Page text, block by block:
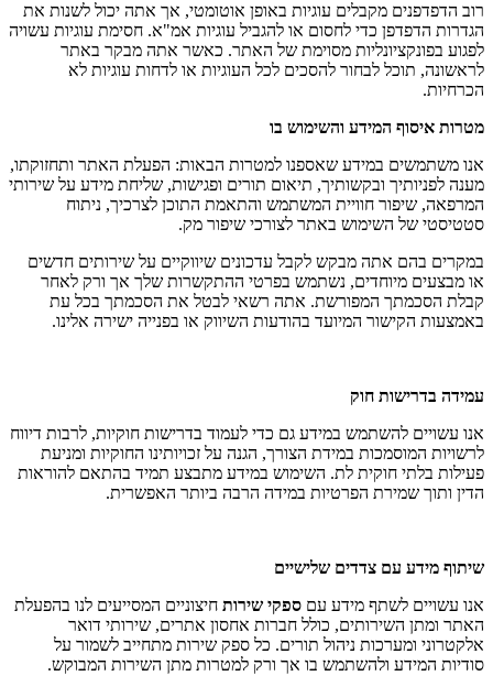
רוב הדפדפנים מקבלים עוגיות באופן אוטומטי, אך אתה יכול לשנות את
הגדרות הדפדפן כדי לחסום או להגביל עוגיות אמ"א. חסימת עוגיות עשויה
לפגוע בפונקציונליות מסוימת של האתר. כאשר אתה מבקר באתר
לראשונה, תוכל לבחור להסכים לכל העוגיות או לדחות עוגיות לא
הכרחיות.
מטרות איסוף המידע והשימוש בו
אנו משתמשים במידע שאספנו למטרות הבאות: הפעלת האתר ותחזוקתו,
מענה לפניותיך ובקשותיך, תיאום תורים ופגישות, שליחת מידע על שירותי
המרפאה, שיפור חוויית המשתמש והתאמת התוכן לצרכיך, ניתוח
סטטיסטי של השימוש באתר לצורכי שיפור מק.
במקרים בהם אתה מבקש לקבל עדכונים שיווקיים על שירותים חדשים
או מבצעים מיוחדים, נשתמש בפרטי ההתקשרות שלך אך ורק לאחר
קבלת הסכמתך המפורשת. אתה רשאי לבטל את הסכמתך בכל עת
באמצעות הקישור המיועד בהודעות השיווק או בפנייה ישירה אלינו.
עמידה בדרישות חוק
אנו עשויים להשתמש במידע גם כדי לעמוד בדרישות חוקיות, לרבות דיווח
לרשויות המוסמכות במידת הצורך, הגנה על זכויותינו החוקיות ומניעת
פעילות בלתי חוקית לת. השימוש במידע מתבצע תמיד בהתאם להוראות
הדין ותוך שמירת הפרטיות במידה הרבה ביותר האפשרית.
שיתוף מידע עם צדדים שלישיים
אנו עשויים לשתף מידע עם ספקי שירות חיצוניים המסייעים לנו בהפעלת
האתר ומתן השירותים, כולל חברות אחסון אתרים, שירותי דואר
אלקטרוני ומערכות ניהול תורים. כל ספק שירות מתחייב לשמור על
סודיות המידע ולהשתמש בו אך ורק למטרות מתן השירות המבוקש.